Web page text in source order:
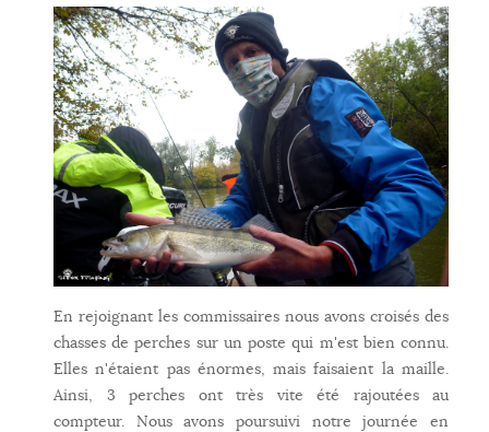
En rejoignant les commissaires nous avons croisés des
chasses de perches sur un poste qui m'est bien connu.
Elles n'étaient pas énormes, mais faisaient la maille.
Ainsi, 3 perches ont très vite été rajoutées au
compteur. Nous avons poursuivi notre journée en